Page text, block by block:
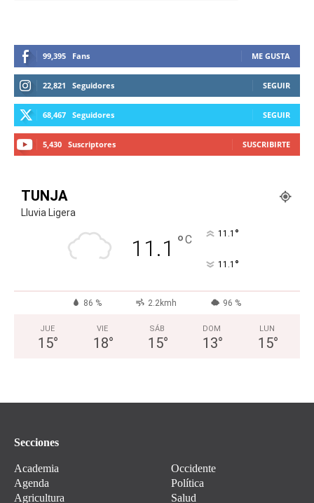
99,395 Fans ME GUSTA
22,821 Seguidores SEGUIR
68,467 Seguidores SEGUIR
5,430 Suscriptores SUSCRIBIRTE
TUNJA
Lluvia Ligera
11.1 °C 11.1 °
11.1 °
86 % 2.2kmh 96 %
JUE
15°
VIE
18°
SÁB
15°
DOM
13°
LUN
15°
Secciones
Academia
Agenda
Agricultura
Occidente
Política
Salud